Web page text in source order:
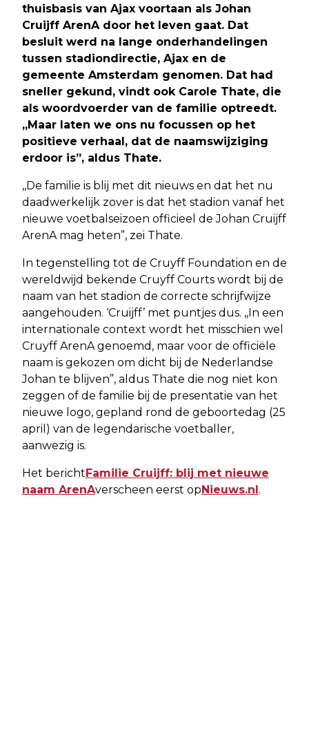
thuisbasis van Ajax voortaan als Johan
Cruijff ArenA door het leven gaat. Dat
besluit werd na lange onderhandelingen
tussen stadiondirectie, Ajax en de
gemeente Amsterdam genomen. Dat had
sneller gekund, vindt ook Carole Thate, die
als woordvoerder van de familie optreedt.
,,Maar laten we ons nu focussen op het
positieve verhaal, dat de naamswijziging
erdoor is”, aldus Thate.
,,De familie is blij met dit nieuws en dat het nu
daadwerkelijk zover is dat het stadion vanaf het
nieuwe voetbalseizoen officieel de Johan Cruijff
ArenA mag heten”, zei Thate.
In tegenstelling tot de Cruyff Foundation en de
wereldwijd bekende Cruyff Courts wordt bij de
naam van het stadion de correcte schrijfwijze
aangehouden. ‘Cruijff’ met puntjes dus. ,,In een
internationale context wordt het misschien wel
Cruyff ArenA genoemd, maar voor de officiële
naam is gekozen om dicht bij de Nederlandse
Johan te blijven”, aldus Thate die nog niet kon
zeggen of de familie bij de presentatie van het
nieuwe logo, gepland rond de geboortedag (25
april) van de legendarische voetballer,
aanwezig is.
Het bericht Familie Cruijff: blij met nieuwe
naam ArenAverscheen eerst op Nieuws.nl .